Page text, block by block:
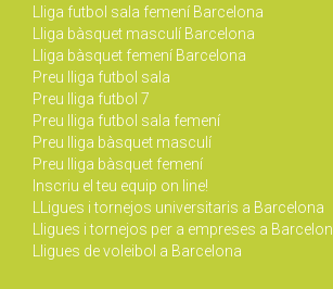
Lliga futbol sala femení Barcelona
Lliga bàsquet masculí Barcelona
Lliga bàsquet femení Barcelona
Preu lliga futbol sala
Preu lliga futbol 7
Preu lliga futbol sala femení
Preu lliga bàsquet masculí
Preu lliga bàsquet femení
Inscriu el teu equip on line!
LLigues i tornejos universitaris a Barcelona
Lligues i tornejos per a empreses a
Lligues de voleibol a Barcelona